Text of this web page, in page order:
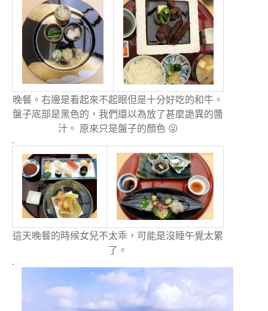
晚餐。右邊是看起來不起眼但是十分好吃的和牛。
盤子底部是黑色的，我們還以為放了甚麼詭異的醬
汁。 原來只是盤子的顏色 😛
.
這天晚餐的時候女兒不太乖，可能是沒睡午覺太累
了。
.